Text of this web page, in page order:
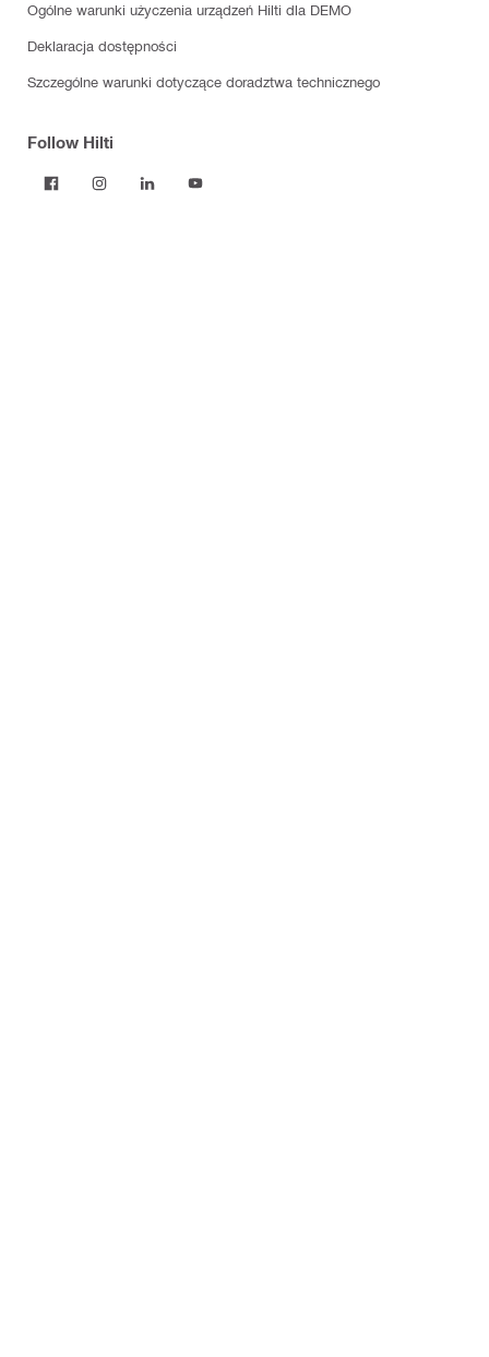
Ogólne warunki użyczenia urządzeń Hilti dla DEMO
Deklaracja dostępności
Szczególne warunki dotyczące doradztwa technicznego
Follow Hilti